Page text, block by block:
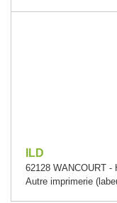
ILD
62128 WANCOURT -
Autre imprimerie